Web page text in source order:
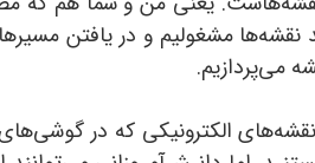
نقشه‌ها مشغولیم و در یافتن
‌می‌پردازیم.
الکترونیکی که در